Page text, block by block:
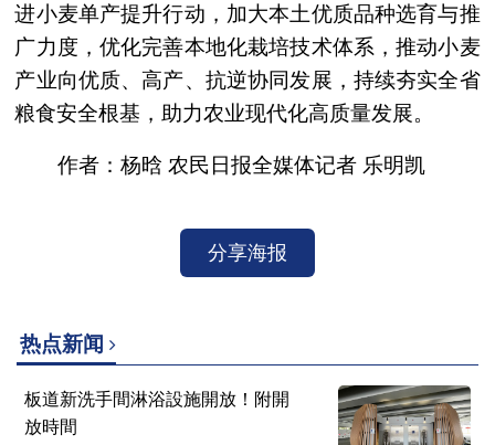
进小麦单产提升行动，加大本土优质品种选育与推
广力度，优化完善本地化栽培技术体系，推动小麦
产业向优质、高产、抗逆协同发展，持续夯实全省
粮食安全根基，助力农业现代化高质量发展。
作者：杨晗 农民日报全媒体记者 乐明凯
分享海报
热点新闻
板道新洗手間淋浴設施開放！附開
放時間